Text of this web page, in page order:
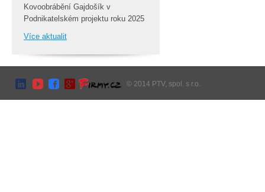
Kovoobrábění Gajdošík v
Podnikatelském projektu roku 2025
Více aktualit
© 2014 PTV, spol. s r.o.